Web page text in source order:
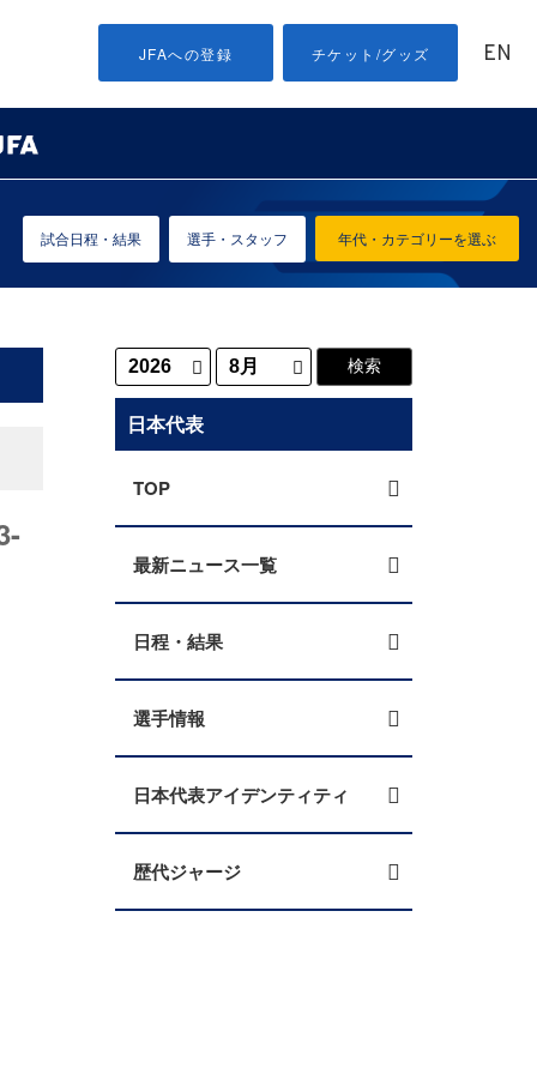
JFAへの登録 チケット/グッズ EN
年代・カテゴリーを選ぶ
試合日程・結果 選手・スタッフ
日本代表
TOP
最新ニュース一覧
日程・結果
選手情報
日本代表アイデンティティ
歴代ジャージ